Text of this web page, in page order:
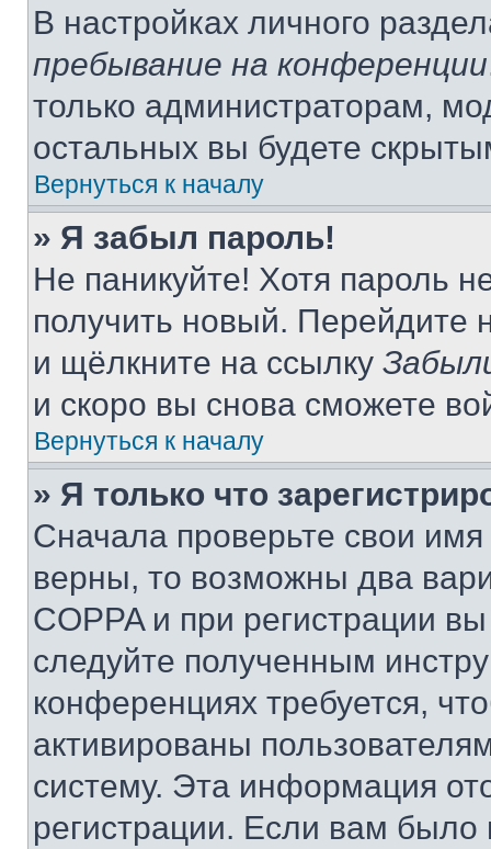
В настройках личного
пребывание на конференции
только администраторам,
остальных вы будете
Вернуться к началу
» Я забыл пароль!
Не паникуйте! Хотя пароль
получить новый. Перейдите
и щёлкните на ссылку
и скоро вы снова сможете
Вернуться к началу
» Я только что
Сначала проверьте свои
верны, то возможны два
COPPA и при регистрации
следуйте полученным
конференциях требуется,
активированы
систему. Эта информация
регистрации. Если вам